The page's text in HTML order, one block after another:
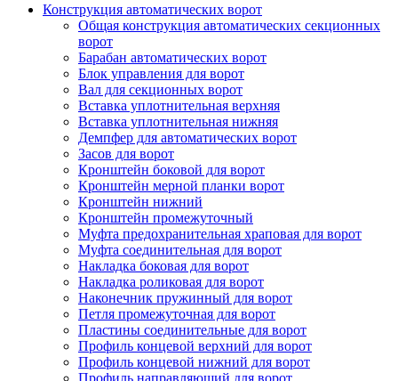
Конструкция автоматических ворот
Общая конструкция автоматических секционных
ворот
Барабан автоматических ворот
Блок управления для ворот
Вал для секционных ворот
Вставка уплотнительная верхняя
Вставка уплотнительная нижняя
Демпфер для автоматических ворот
Засов для ворот
Кронштейн боковой для ворот
Кронштейн мерной планки ворот
Кронштейн нижний
Кронштейн промежуточный
Муфта предохранительная храповая для ворот
Муфта соединительная для ворот
Накладка боковая для ворот
Накладка роликовая для ворот
Наконечник пружинный для ворот
Петля промежуточная для ворот
Пластины соединительные для ворот
Профиль концевой верхний для ворот
Профиль концевой нижний для ворот
Профиль направляющий для ворот